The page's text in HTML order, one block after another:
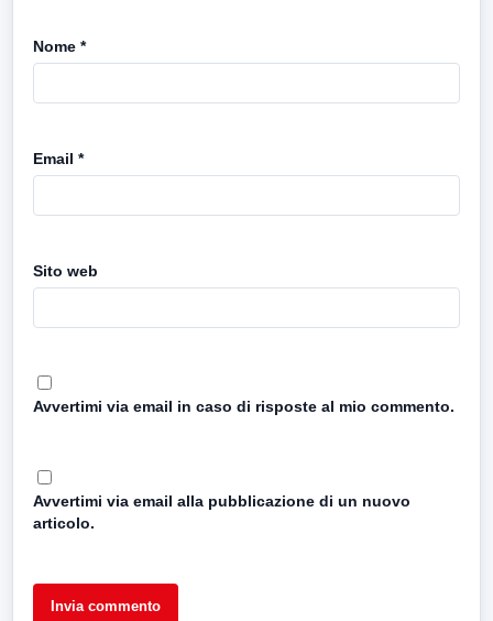
Nome *
Email *
Sito web
Avvertimi via email in caso di risposte al mio commento.
Avvertimi via email alla pubblicazione di un nuovo
articolo.